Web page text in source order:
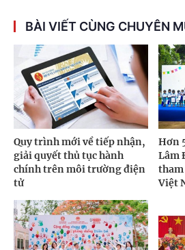
BÀI VIẾT CÙNG CHUYÊN
Quy trình mới về tiếp nhận,
giải quyết thủ tục hành
chính trên môi trường điện
tử
Hơn
Lâm
tham
Việt